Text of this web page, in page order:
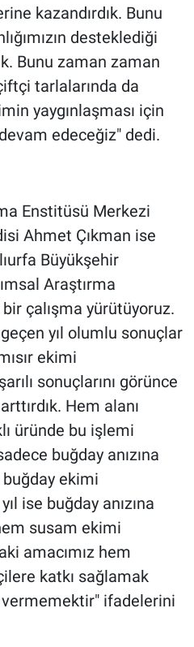
kazandırdık. Bunu
desteklediği
Bunu zaman zaman
tarlalarında da
yaygınlaşması için
edeceğiz" dedi.
Enstitüsü Merkezi
Ahmet Çıkman ise
Büyükşehir
Araştırma
çalışma yürütüyoruz.
geçen yıl olumlu sonuçlar
ekimi
sonuçlarını görünce
Hem alanı
üründe bu işlemi
buğday anızına
buğday ekimi
ise buğday anızına
susam ekimi
amacımız hem
katkı sağlamak
ifadelerini